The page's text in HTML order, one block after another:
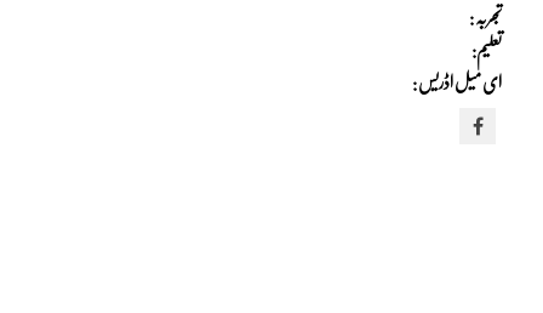
تجربہ :
تعلیم:
ای میل اڈریس :